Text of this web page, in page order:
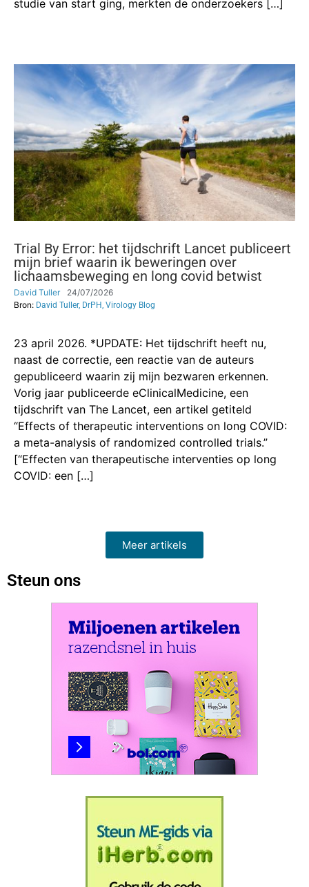
studie van start ging, merkten de onderzoekers […]
Trial By Error: het tijdschrift Lancet publiceert
mijn brief waarin ik beweringen over
lichaamsbeweging en long covid betwist
David Tuller
24/07/2026
Bron: David Tuller, DrPH, Virology Blog
23 april 2026. *UPDATE: Het tijdschrift heeft nu,
naast de correctie, een reactie van de auteurs
gepubliceerd waarin zij mijn bezwaren erkennen.
Vorig jaar publiceerde eClinicalMedicine, een
tijdschrift van The Lancet, een artikel getiteld
“Effects of therapeutic interventions on long COVID:
a meta-analysis of randomized controlled trials.”
[“Effecten van therapeutische interventies op long
COVID: een […]
Meer artikels
Steun ons